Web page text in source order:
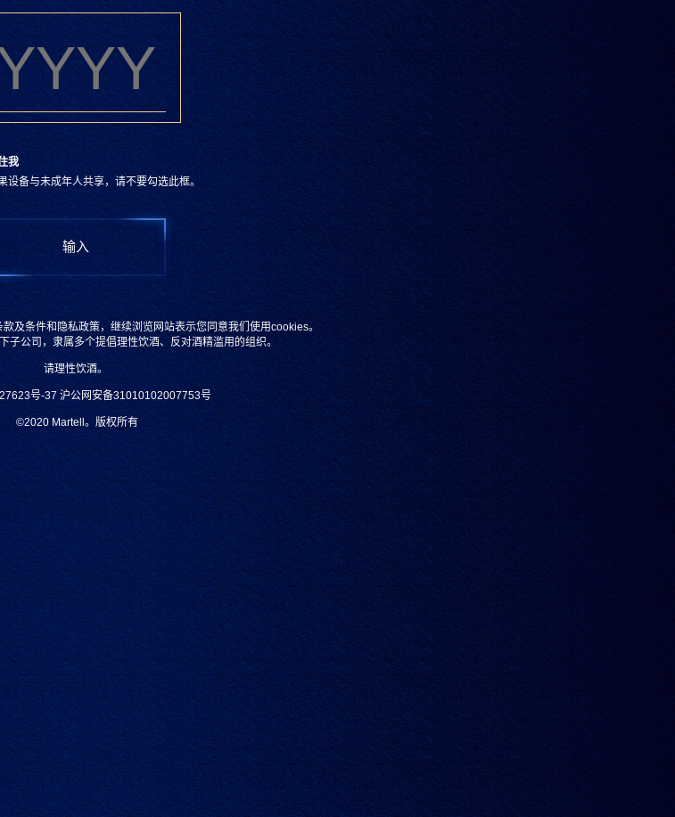
我
设备与未成年人共享，请不要勾选此框。
及条件和隐私政策，继续浏览网站表示您同意我们使用cookies。
子公司，隶属多个提倡理性饮酒、反对酒精滥用的组织。
请理性饮酒。
号-37 沪公网安备31010102007753号
©2020Martell。版权所有
12.10.2020
识厨解味 | 胡满荣
加载更多
视频 典藏 家族 访问我们